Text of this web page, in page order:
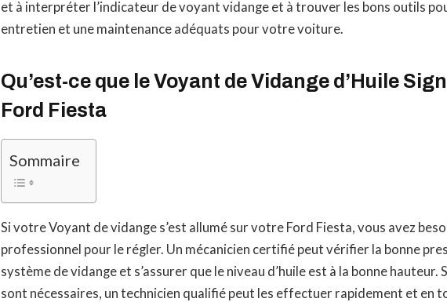
et à interpréter l’indicateur de voyant vidange et à trouver les bons outils
entretien et une maintenance adéquats pour votre voiture.
Qu’est-ce que le Voyant de Vidange d’Huile
Ford Fiesta
Sommaire
Si votre Voyant de vidange s’est allumé sur votre Ford Fiesta, vous avez
professionnel pour le régler. Un mécanicien certifié peut vérifier la bonne
système de vidange et s’assurer que le niveau d’huile est à la bonne hauteur.
sont nécessaires, un technicien qualifié peut les effectuer rapidement et en